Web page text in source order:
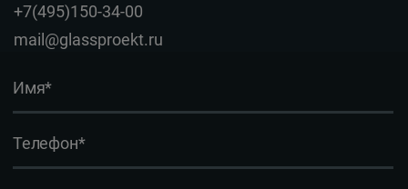
+7(495)150-34-00
mail@glassproekt.ru